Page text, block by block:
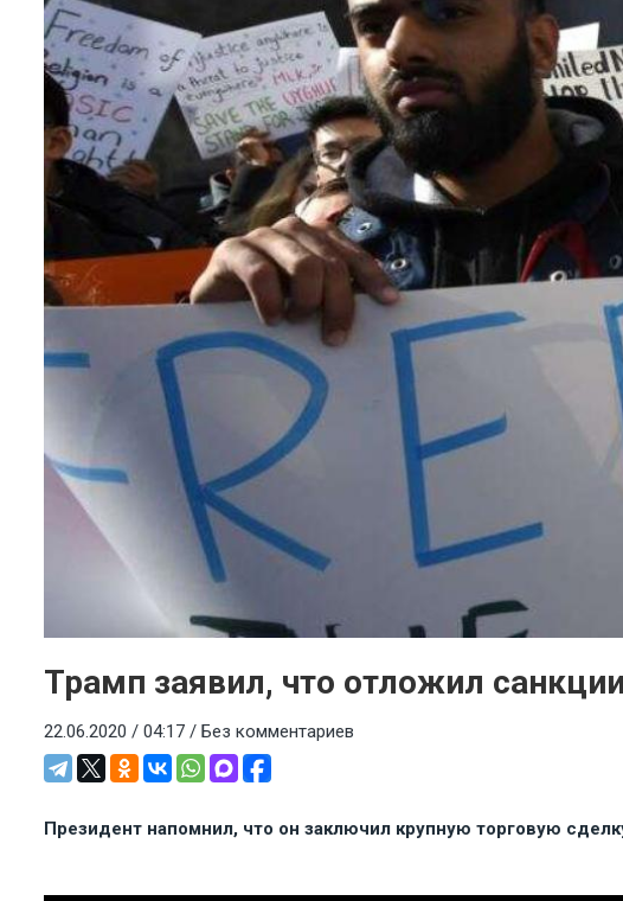
Трамп заявил, что отложил
22.06.2020 / 04:17 / Без комментариев
Президент напомнил, что он заключил крупную торговую